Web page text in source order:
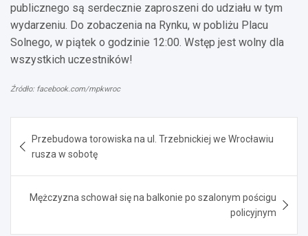
publicznego są serdecznie zaproszeni do udziału w tym
wydarzeniu. Do zobaczenia na Rynku, w pobliżu Placu
Solnego, w piątek o godzinie 12:00. Wstęp jest wolny dla
wszystkich uczestników!
Źródło: facebook.com/mpkwroc
wpisu
Przebudowa torowiska na ul. Trzebnickiej we Wrocławiu
rusza w sobotę
Mężczyzna schował się na balkonie po szalonym pościgu
policyjnym